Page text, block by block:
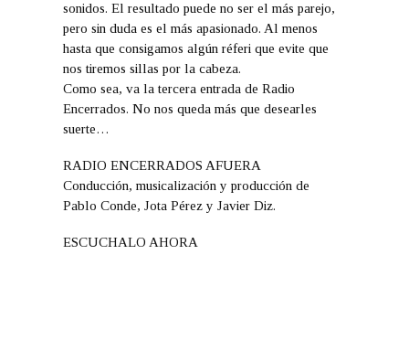
sonidos. El resultado puede no ser el más parejo,
pero sin duda es el más apasionado. Al menos
hasta que consigamos algún réferi que evite que
nos tiremos sillas por la cabeza.
Como sea, va la tercera entrada de Radio
Encerrados. No nos queda más que desearles
suerte…
RADIO ENCERRADOS AFUERA
Conducción, musicalización y producción de
Pablo Conde, Jota Pérez y Javier Diz.
ESCUCHALO AHORA